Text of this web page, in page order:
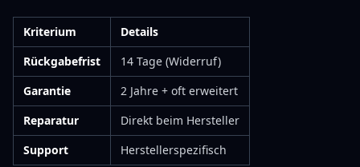
Kriterium
Details
Rückgabefrist
14 Tage (Widerruf)
Garantie
2 Jahre + oft erweitert
Reparatur
Direkt beim Hersteller
Support
Herstellerspezifisch